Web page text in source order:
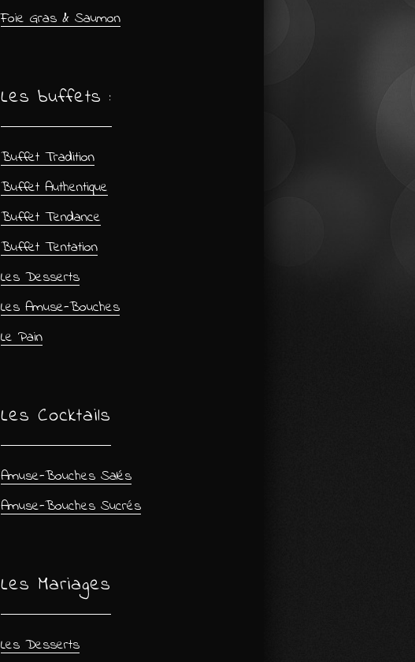
Foie Gras & Saumon
Les buffets :
Buffet Tradition
Buffet Authentique
Buffet Tendance
Buffet Tentation
Les Desserts
Les Amuse-Bouches
Le Pain
Les Cocktails
Amuse-Bouches Salés
Amuse-Bouches Sucrés
Les Mariages
Les Desserts